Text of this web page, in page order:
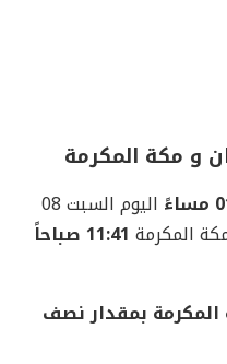
و مكة المكرمة
اليوم السبت 08
11:41 صباحاً
بمقدار نصف